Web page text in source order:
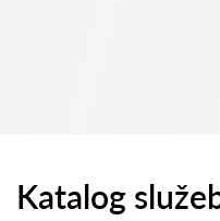
Katalog